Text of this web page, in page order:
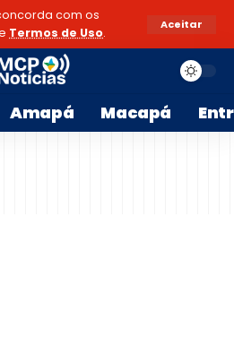
com os
Termos de Uso.
Aceitar
Amapá Macapá